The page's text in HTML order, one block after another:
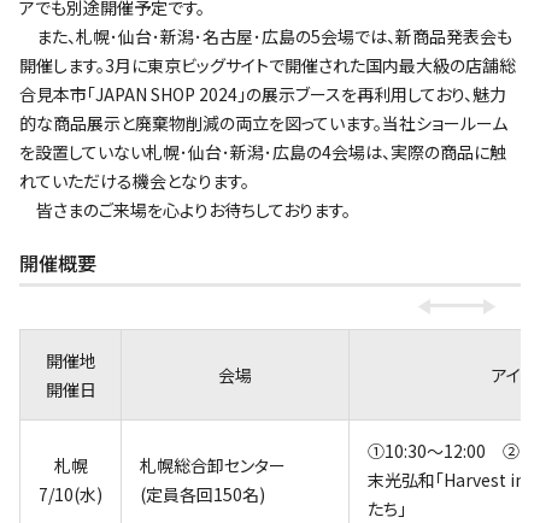
アでも別途開催予定です。
また、札幌･仙台･新潟･名古屋･広島の5会場では、新商品発表会も
開催します。3月に東京ビッグサイトで開催された国内最大級の店舗総
合見本市「JAPAN SHOP 2024」の展示ブースを再利用しており、魅力
的な商品展示と廃棄物削減の両立を図っています。当社ショールーム
を設置していない札幌･仙台･新潟･広島の4会場は、実際の商品に触
れていただける機会となります。
皆さまのご来場を心よりお待ちしております。
開催概要
開催地
開催日
会場 アイ
札幌
7/10(水)
札幌総合卸センター
(定員各回150名)
①10:30～12:00
末光弘和｢Harvest in
たち｣